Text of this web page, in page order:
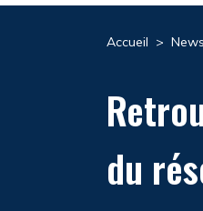
Accueil >
du